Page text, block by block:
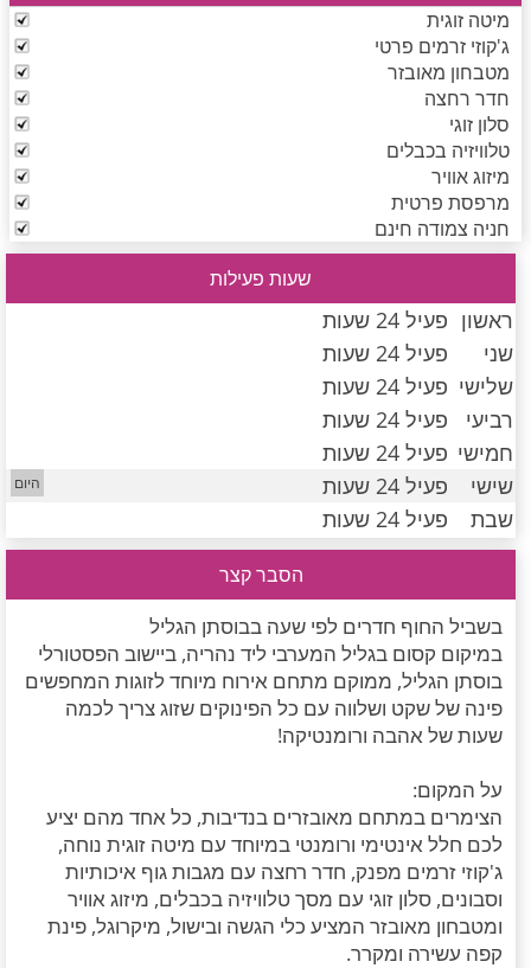
חדרים לפי שעה ברמת הגולן
חדרים לפי שעה בהערבה
חדרים לפי שעה במישור החוף הדרומי
מיטה זוגית
ג'קוזי זרמים פרטי
מטבחון מאובזר
חדר רחצה
סלון זוגי
טלוויזיה בכבלים
מיזוג אוויר
מרפסת פרטית
חניה צמודה חינם
שעות פעילות
ראשון פעיל 24 שעות
שני
פעיל 24 שעות
שלישי פעיל 24 שעות
רביעי
פעיל 24 שעות
חמישי פעיל 24 שעות
שישי
פעיל 24 שעות
שבת
פעיל 24 שעות
הסבר קצר
בשביל החוף חדרים לפי שעה בבוסתן הגליל
במיקום קסום בגליל המערבי ליד נהריה, ביישוב הפסטורלי
בוסתן הגליל, ממוקם מתחם אירוח מיוחד לזוגות המחפשים
פינה של שקט ושלווה עם כל הפינוקים שזוג צריך לכמה
שעות של אהבה ורומנטיקה!
על המקום:
הצימרים במתחם מאובזרים בנדיבות, כל אחד מהם יציע
לכם חלל אינטימי ורומנטי במיוחד עם מיטה זוגית נוחה,
ג'קוזי זרמים מפנק, חדר רחצה עם מגבות גוף איכותיות
וסבונים, סלון זוגי עם מסך טלוויזיה בכבלים, מיזוג אוויר
ומטבחון מאובזר המציע כלי הגשה ובישול, מיקרוגל, פינת
קפה עשירה ומקרר.